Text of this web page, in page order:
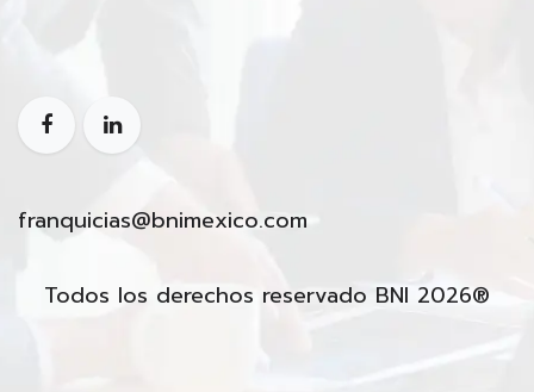
franquicias@bnimexico.com
Todos los derechos reservado BNI 2026®